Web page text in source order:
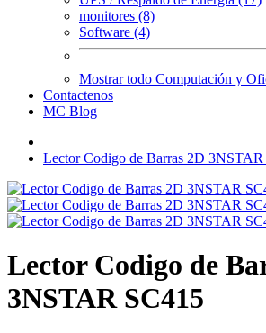
monitores (8)
Software (4)
Mostrar todo Computación y
Contactenos
MC Blog
Lector Codigo de Barras 2D 3NSTAR
Lector Codigo de
3NSTAR SC415